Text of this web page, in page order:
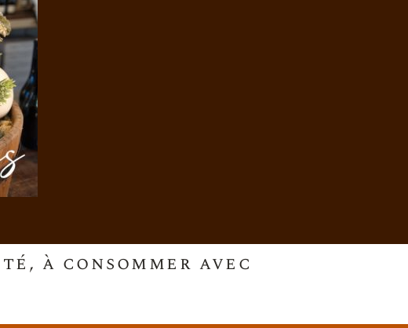
à consommer avec